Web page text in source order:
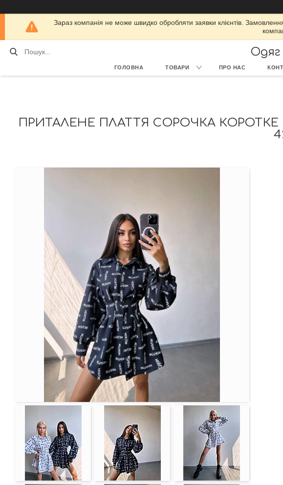
Зараз компанія не може швидко обробляти заявки клієнтів.
Одяг
ГОЛОВНА ТОВАРИ ПРО НАС
ПРИТАЛЕНЕ ПЛАТТЯ СОРОЧКА